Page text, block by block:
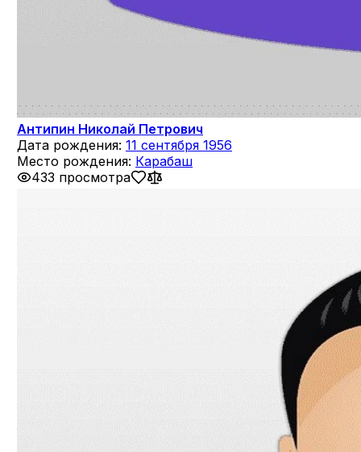
Антипин Николай Петрович
Дата рождения: 11 сентября 1956
Место рождения: Карабаш
433 просмотра